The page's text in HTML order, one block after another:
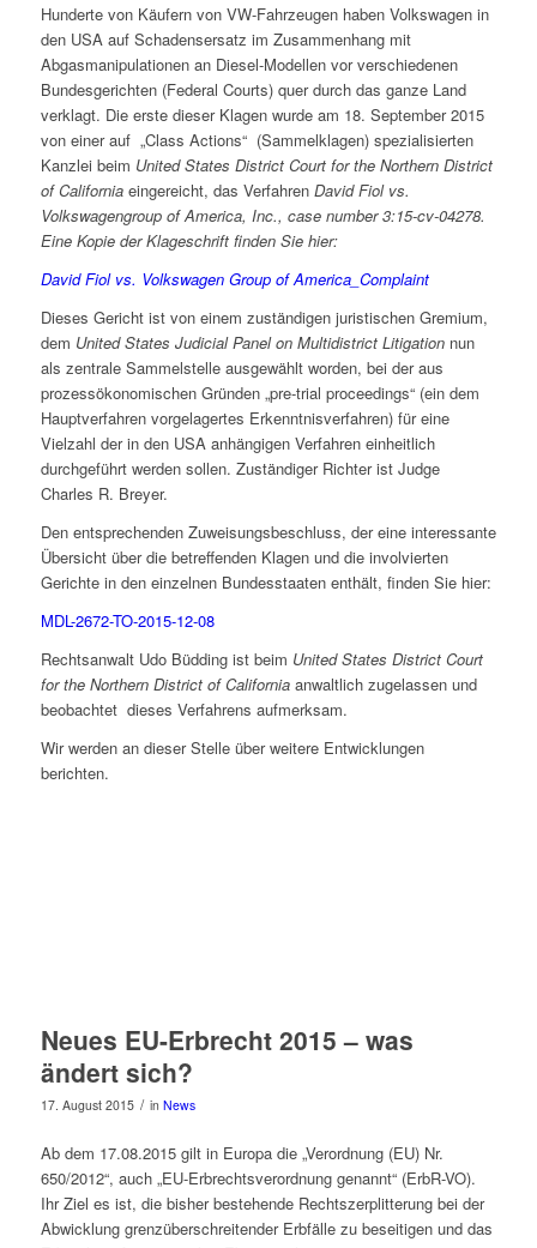
Hunderte von Käufern von VW-Fahrzeugen haben Volkswagen in
den USA auf Schadensersatz im Zusammenhang mit
Abgasmanipulationen an Diesel-Modellen vor verschiedenen
Bundesgerichten (Federal Courts) quer durch das ganze Land
verklagt. Die erste dieser Klagen wurde am 18. September 2015
von einer auf „Class Actions“ (Sammelklagen) spezialisierten
Kanzlei beim United States District Court for the Northern District
of California eingereicht, das Verfahren David Fiol vs.
Volkswagengroup of America, Inc., case number 3:15-cv-04278.
Eine Kopie der Klageschrift finden Sie hier:
David Fiol vs. Volkswagen Group of America_Complaint
Dieses Gericht ist von einem zuständigen juristischen Gremium,
dem United States Judicial Panel on Multidistrict Litigationnun
als zentrale Sammelstelle ausgewählt worden, bei der aus
prozessökonomischen Gründen „pre-trial proceedings“ (ein dem
Hauptverfahren vorgelagertes Erkenntnisverfahren) für eine
Vielzahl der in den USA anhängigen Verfahren einheitlich
durchgeführt werden sollen. Zuständiger Richter ist Judge
Charles R. Breyer.
Den entsprechenden Zuweisungsbeschluss, der eine interessante
Übersicht über die betreffenden Klagen und die involvierten
Gerichte in den einzelnen Bundesstaaten enthält, finden Sie hier:
MDL-2672-TO-2015-12-08
Rechtsanwalt Udo Büdding ist beim United States District Court
for the Northern District of Californiaanwaltlich zugelassen und
beobachtet dieses Verfahrens aufmerksam.
Wir werden an dieser Stelle über weitere Entwicklungen
berichten.
Neues EU-Erbrecht 2015 – was
ändert sich?
17. August 2015 / in News
Ab dem 17.08.2015 gilt in Europa die „Verordnung (EU) Nr.
650/2012“, auch „EU-Erbrechtsverordnung genannt“ (ErbR-VO).
Ihr Ziel es ist, die bisher bestehende Rechtszerplitterung bei der
Abwicklung grenzüberschreitender Erbfälle zu beseitigen und das